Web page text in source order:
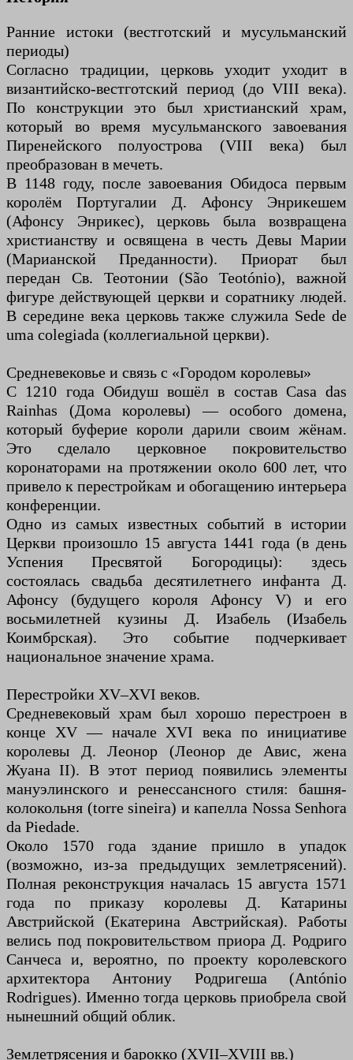
Ранние истоки (вестготский и мусульманский
периоды)
Согласно традиции, церковь уходит уходит в
византийско-вестготский период (до VIII века).
По конструкции это был христианский храм,
который во время мусульманского завоевания
Пиренейского полуострова (VIII века) был
преобразован в мечеть.
В 1148 году, после завоевания Обидоса первым
королём Португалии Д. Афонсу Энрикешем
(Афонсу Энрикес), церковь была возвращена
христианству и освящена в честь Девы Марии
(Марианской Преданности). Приорат был
передан Св. Теотонии (São Teotónio), важной
фигуре действующей церкви и соратнику людей.
В середине века церковь также служила Sede de
uma colegiada (коллегиальной церкви).
Средневековье и связь с «Городом королевы»
С 1210 года Обидуш вошёл в состав Casa das
Rainhas (Дома королевы) — особого домена,
который буферие короли дарили своим жёнам.
Это сделало церковное покровительство
коронаторами на протяжении около 600 лет, что
привело к перестройкам и обогащению интерьера
конференции.
Одно из самых известных событий в истории
Церкви произошло 15 августа 1441 года (в день
Успения Пресвятой Богородицы): здесь
состоялась свадьба десятилетнего инфанта Д.
Афонсу (будущего короля Афонсу V) и его
восьмилетней кузины Д. Изабель (Изабель
Коимбрская). Это событие подчеркивает
национальное значение храма.
Перестройки XV–XVI веков.
Средневековый храм был хорошо перестроен в
конце XV — начале XVI века по инициативе
королевы Д. Леонор (Леонор де Авис, жена
Жуана II). В этот период появились элементы
мануэлинского и ренессансного стиля: башня-
колокольня (torre sineira) и капелла Nossa Senhora
da Piedade.
Около 1570 года здание пришло в упадок
(возможно, из-за предыдущих землетрясений).
Полная реконструкция началась 15 августа 1571
года по приказу королевы Д. Катарины
Австрийской (Екатерина Австрийская). Работы
велись под покровительством приора Д. Родриго
Санчеса и, вероятно, по проекту королевского
архитектора Антониу Родригеша (António
Rodrigues). Именно тогда церковь приобрела свой
нынешний общий облик.
Землетрясения и барокко (XVII–XVIII вв.)